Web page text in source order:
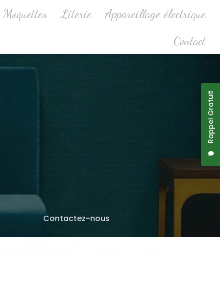
Rappel Gratuit
Moquettes Literie
Appareillage électrique
Contact
Contactez-nous